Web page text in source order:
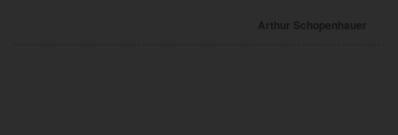
Arthur Schopenhauer